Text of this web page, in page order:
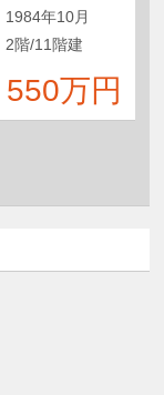
1984年10月
2階/11階建
550万円